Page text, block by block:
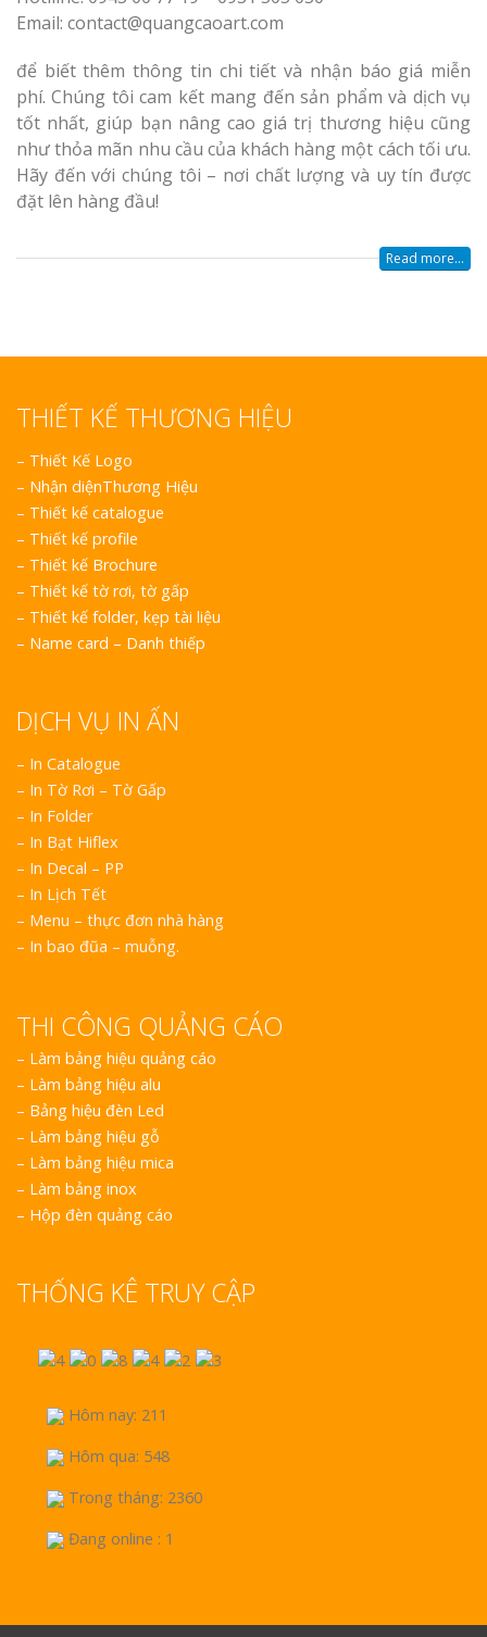
Email: contact@quangcaoart.com
để biết thêm thông tin chi tiết và nhận báo giá miễn
phí. Chúng tôi cam kết mang đến sản phẩm và dịch vụ
tốt nhất, giúp bạn nâng cao giá trị thương hiệu cũng
như thỏa mãn nhu cầu của khách hàng một cách tối ưu.
Hãy đến với chúng tôi – nơi chất lượng và uy tín được
đặt lên hàng đầu!
Read more...
THIẾT KẾ THƯƠNG HIỆU
– Thiết Kế Logo
– Nhận diệnThương Hiệu
– Thiết kế catalogue
– Thiết kế profile
– Thiết kế Brochure
– Thiết kế tờ rơi, tờ gấp
– Thiết kế folder, kẹp tài liệu
– Name card – Danh thiếp
DỊCH VỤ IN ẤN
– In Catalogue
– In Tờ Rơi – Tờ Gấp
– In Folder
– In Bạt Hiflex
– In Decal – PP
– In Lịch Tết
– Menu – thực đơn nhà hàng
– In bao đũa – muỗng.
THI CÔNG QUẢNG CÁO
– Làm bảng hiệu quảng cáo
– Làm bảng hiệu alu
– Bảng hiệu đèn Led
– Làm bảng hiệu gỗ
– Làm bảng hiệu mica
– Làm bảng inox
– Hộp đèn quảng cáo
THỐNG KÊ TRUY CẬP
Hôm nay: 211
Hôm qua: 548
Trong tháng: 2360
Đang online : 1